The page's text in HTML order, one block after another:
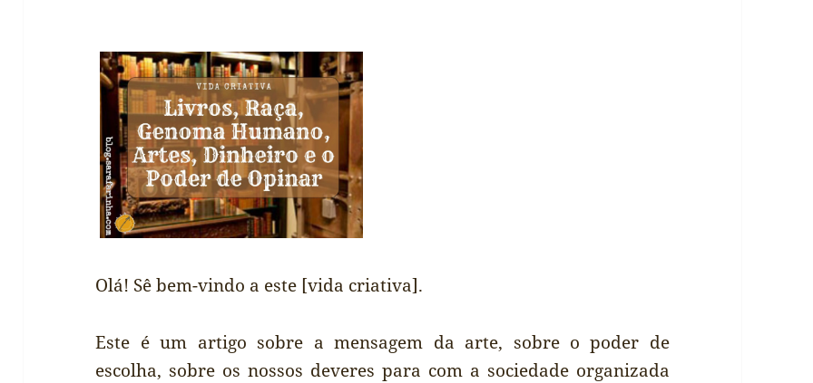
Olá! Sê bem-vindo a este [vida criativa].
Este é um artigo sobre a mensagem da arte, sobre o poder de
escolha, sobre os nossos deveres para com a sociedade organizada